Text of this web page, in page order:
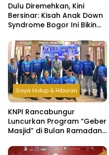
Dulu Diremehkan, Kini
Bersinar: Kisah Anak Down
Syndrome Bogor Ini Bikin
Gaya Hidup & Hiburan
KNPI Rancabungur
Luncurkan Program “Geber
Masjid” di Bulan Ramadan,
Kebersamaan Pemuda